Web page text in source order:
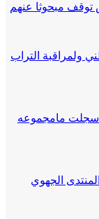
توقف مبحوثا عنهم
ولمراقبة التراب
سجلت مامجموعه
الجهوي